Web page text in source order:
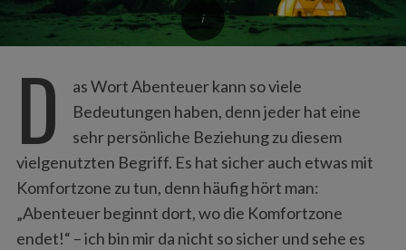
D
as Wort Abenteuer kann so viele
Bedeutungen haben, denn jeder hat eine
sehr persönliche Beziehung zu diesem
vielgenutzten Begriff. Es hat sicher auch etwas mit
Komfortzone zu tun, denn häufig hört man:
„Abenteuer beginnt dort, wo die Komfortzone
endet!“ – ich bin mir da nicht so sicher und sehe es